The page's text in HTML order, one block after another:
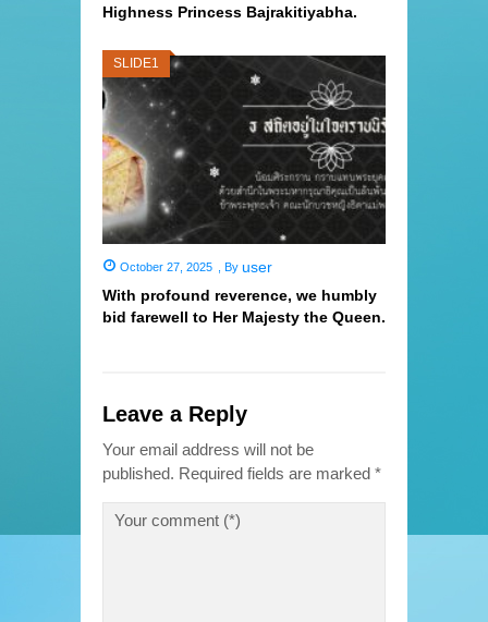
Highness Princess Bajrakitiyabha.
SLIDE1
October 27, 2025 By user
With profound reverence, we humbly
bid farewell to Her Majesty the Queen.
Leave a Reply
Your email address will not be
published. Required fields are marked *